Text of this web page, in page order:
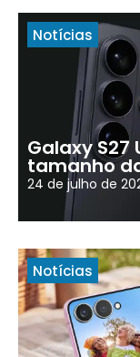
Notícias
Galaxy
tamanho
24 de julho de
Notícias